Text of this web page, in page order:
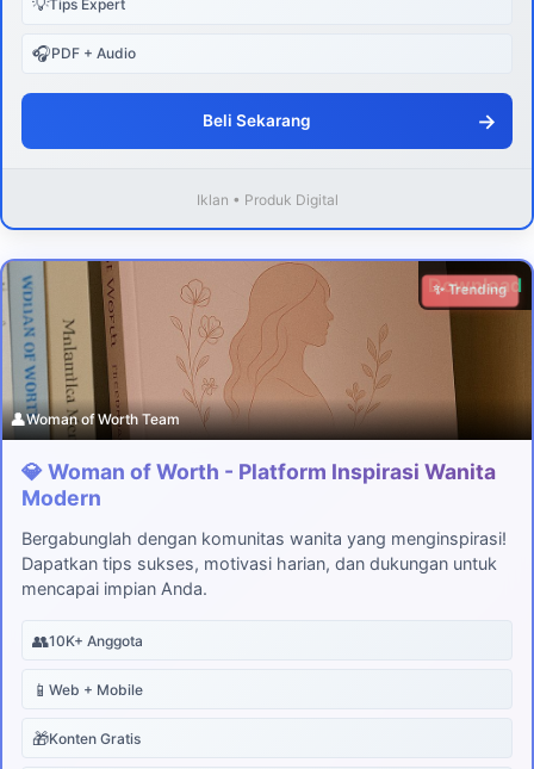
💡Tips Expert
🎧PDF + Audio
Beli Sekarang →
Iklan • Produk Digital
Download
✨ Trending
👤Woman of Worth Team
💎 Woman of Worth - Platform Inspirasi Wanita
Modern
Bergabunglah dengan komunitas wanita yang menginspirasi!
Dapatkan tips sukses, motivasi harian, dan dukungan untuk
mencapai impian Anda.
👥10K+ Anggota
📱 Web + Mobile
🎁Konten Gratis